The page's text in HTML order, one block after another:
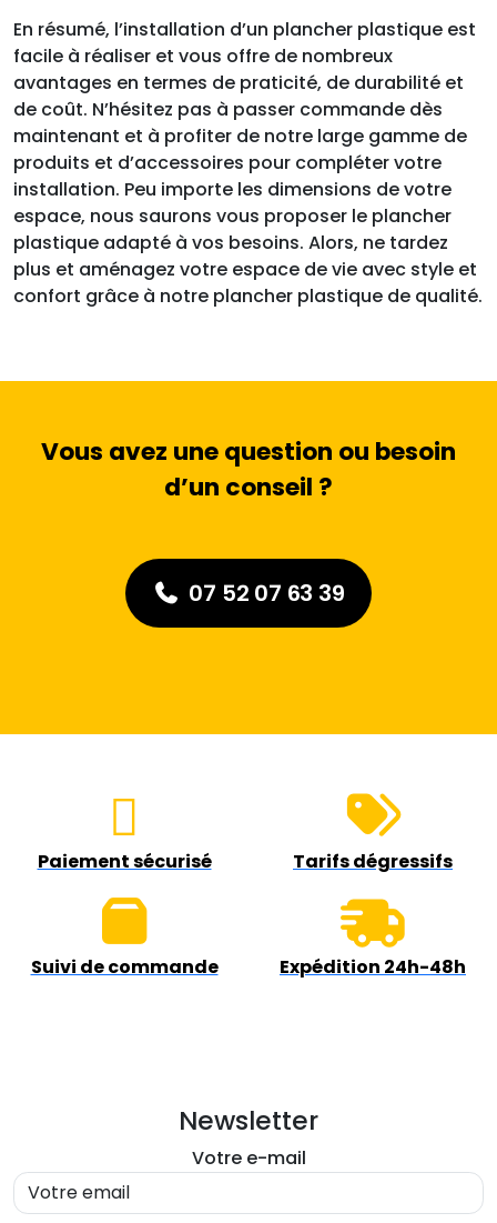
En résumé, l’installation d’un plancher plastique est
facile à réaliser et vous offre de nombreux
avantages en termes de praticité, de durabilité et
de coût. N’hésitez pas à passer commande dès
maintenant et à profiter de notre large gamme de
produits et d’accessoires pour compléter votre
installation. Peu importe les dimensions de votre
espace, nous saurons vous proposer le plancher
plastique adapté à vos besoins. Alors, ne tardez
plus et aménagez votre espace de vie avec style et
confort grâce à notre plancher plastique de qualité.
Vous avez une question ou besoin
d’un conseil ?
07 52 07 63 39
Paiement sécurisé Tarifs dégressifs
Suivi de commande Expédition 24h-48h
Newsletter
Votre e-mail